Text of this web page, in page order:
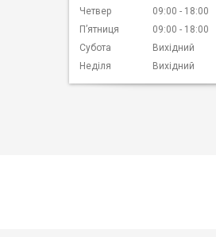
Четвер
09:00
18:00
Пʼятниця
09:00
18:00
Субота
Вихідний
Неділя
Вихідний